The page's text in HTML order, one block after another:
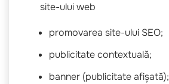
site-ului web
promovarea site-ului SEO;
publicitate contextuală;
banner (publicitate afișată);